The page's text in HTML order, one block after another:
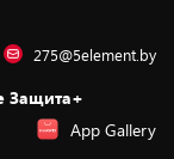
275@5element.by
Защита+
App Gallery